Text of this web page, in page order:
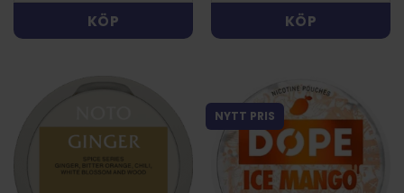
KÖP KÖP
NYTT PRIS